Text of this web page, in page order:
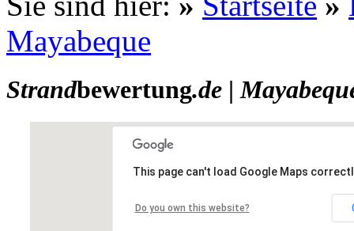
Mayabeque
Strandbewertung.de |
This page can't load Google Maps
Do you own this website?